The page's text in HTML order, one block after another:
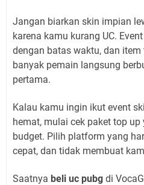
Jangan biarkan skin impian
karena kamu kurang UC.
dengan batas waktu, dan
banyak pemain langsung
pertama.
Kalau kamu ingin ikut event
hemat, mulai cek paket top up
budget. Pilih platform yang
cepat, dan tidak membuat
Saatnya beli uc pubg di